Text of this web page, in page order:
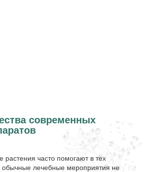
современных
растения часто помогают в тех
обычные лечебные мероприятия не